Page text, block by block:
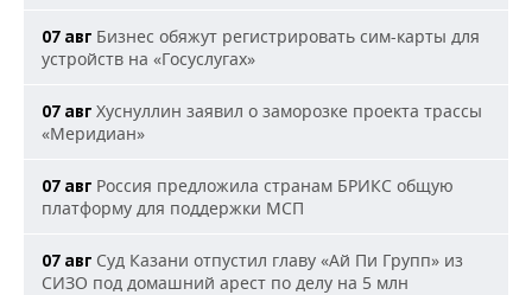
07 авг Бизнес обяжут регистрировать сим-карты для
устройств на «Госуслугах»
07 авг Хуснуллин заявил о заморозке проекта трассы
«Меридиан»
07 авг Россия предложила странам БРИКС общую
платформу для поддержки МСП
07 авг Суд Казани отпустил главу «Ай Пи Групп» из
СИЗО под домашний арест по делу на 5 млн